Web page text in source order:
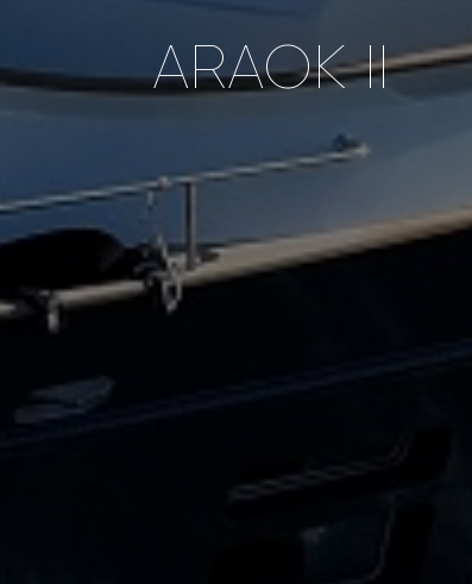
ARAOK II